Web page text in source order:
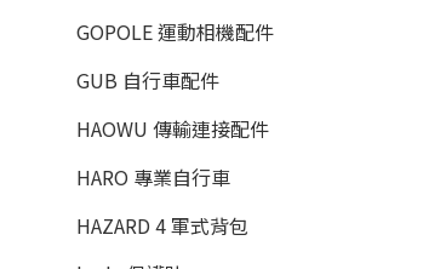
GOPOLE 運動相機配件
GUB 自行車配件
HAOWU 傳輸連接配件
HARO 專業自行車
HAZARD 4 軍式背包